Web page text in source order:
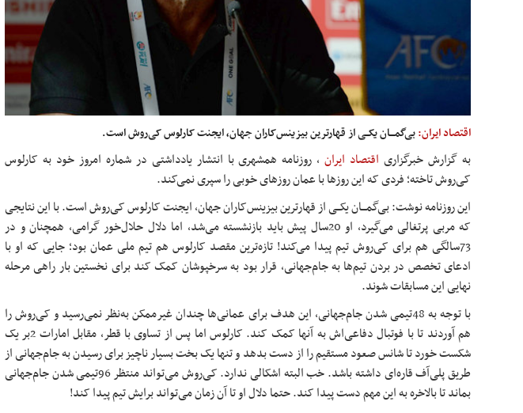
اقتصاد ایران:بی‌گمـــان یکــی از قهارترین بیزینس‌کاران جهان، ایجنت کارلوس کی‌روش است.
به گزارش خبرگزاری اقتصاد ایران، روزنامه همشهری با انتشار یادداشتی در شماره امروز خود به کارلوس
کی‌روش تاخته؛ فردی که این روزها با عمان روزهای خوبی را سپری نمی‌کند.
این روزنامه نوشت: بی‌گمـــان یکــی از قهارترین بیزینس‌کاران جهان، ایجنت کارلوس کی‌روش است. با این نتایجی
که مربی پرتغالی می‌گیرد، او 20سال پیش باید بازنشسته می‌شد، اما دلال حلال‌خور گرامی، همچنان و در
73سالگی هم برای کی‌روش تیم پیدا می‌کند! تازه‌ترین مقصد کارلوس هم تیم ملی عمان بود؛ جایی که او با
ادعای تخصص در بردن تیم‌ها به جام‌جهانی، قرار بود به سرخپوشان کمک کند برای نخستین بار راهی مرحله
نهایی این مسابقات شوند.
با توجه به 48تیمی شدن جام‌جهانی، این هدف برای عمانی‌ها چندان غیرممکن به‌نظر نمی‌رسید و کی‌روش را
هم آوردند تا با فوتبال دفاعی‌اش به آنها کمک کند. کارلوس اما پس از تساوی با قطر، مقابل امارات 2بر یک
شکست خورد تا شانس صعود مستقیم را از دست بدهد و تنها یک بخت بسیار ناچیز برای رسیدن به جام‌جهانی از
طریق پلی‌آف قاره‌ای داشته باشد. خب البته اشکالی ندارد. کی‌روش می‌تواند منتظر 96تیمی شدن جام‌جهانی
بماند تا بالاخره به این مهم دست پیدا کند. حتما دلال او تا آن زمان می‌تواند برایش تیم پیدا کند!